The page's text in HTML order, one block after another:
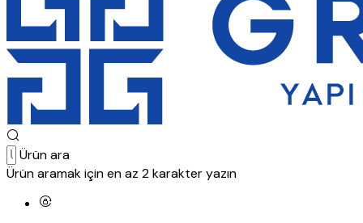
Ürün ara
Ürün aramak için en az 2 karakter yazın